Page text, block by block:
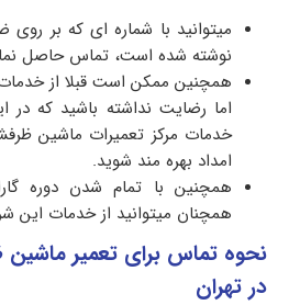
میتوانید با شماره ای که بر
نوشته شده است، تماس حاصل
همچنین ممکن است قبلا از خدمات
اما رضایت نداشته باشید که در
خدمات مرکز تعمیرات ماشین
امداد بهره مند شوید.
همچنین با تمام شدن دوره
همچنان میتوانید از خدمات این
نحوه تماس برای تعمیر
در تهران